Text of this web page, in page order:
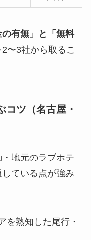
有無」と「無料
〜3社から取るこ
コツ（名古屋・
地元のラブホテ
ている点が強み
を熟知した尾行・